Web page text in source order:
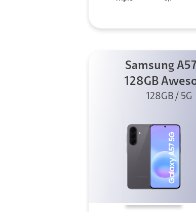
Samsung
128GB
Gray
128GB / 5G